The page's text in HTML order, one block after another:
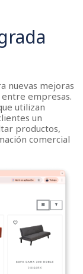
nuevas mejoras
empresas.
utilizan
un
productos,
comercial